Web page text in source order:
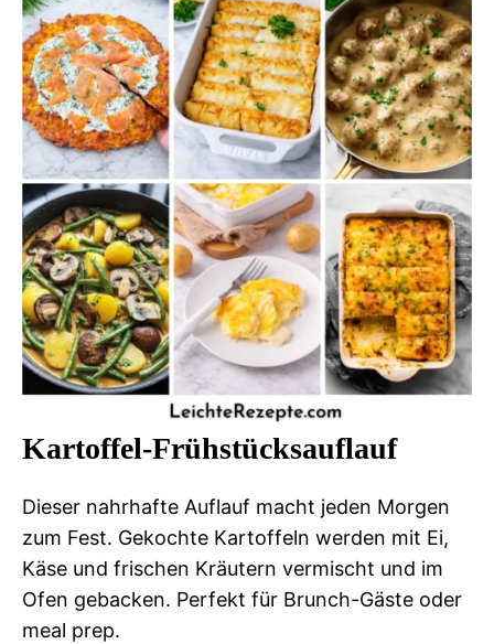
Kartoffel-Frühstücksauflauf
Dieser nahrhafte Auflauf macht jeden Morgen
zum Fest. Gekochte Kartoffeln werden mit Ei,
Käse und frischen Kräutern vermischt und im
Ofen gebacken. Perfekt für Brunch-Gäste oder
meal prep.